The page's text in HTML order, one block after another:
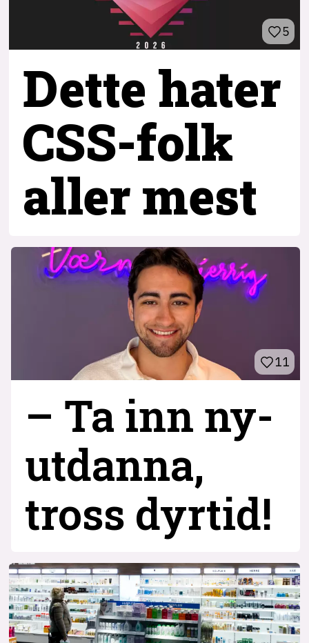
5
Dette hater
CSS-folk
aller mest
11
– Ta inn ny­
utdanna,
tross dyrtid!